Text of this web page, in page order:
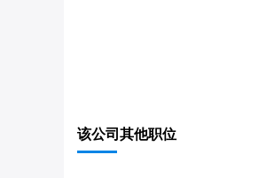
该公司其他职位